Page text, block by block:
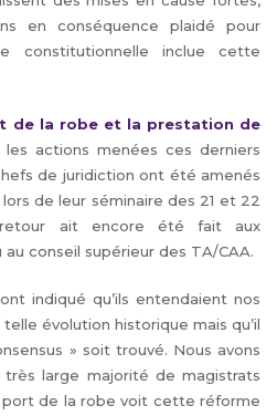
en conséquence plaidé pour
constitutionnelle inclue cette
de la robe et la prestation de
actions menées ces derniers
de juridiction ont été amenés
de leur séminaire des 21 et 22
retour ait encore été fait aux
conseil supérieur des TA/CAA.
indiqué qu’ils entendaient nos
évolution historique mais qu’il
» soit trouvé. Nous avons
large majorité de magistrats
de la robe voit cette réforme